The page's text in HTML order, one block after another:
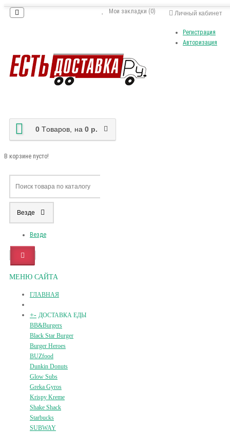
Личный кабинет
Регистрация
Авторизация
Мои закладки (0)
0 Tоваров, на 0 р.
В корзине пусто!
Везде
Везде
МЕНЮ САЙТА
ГЛАВНАЯ
+- ДОСТАВКА ЕДЫ
BB&Burgers
Black Star Burger
Burger Heroes
BUZfood
Dunkin Donuts
Glow Subs
Greka Gyros
Krispy Kreme
Shake Shack
Starbucks
SUBWAY